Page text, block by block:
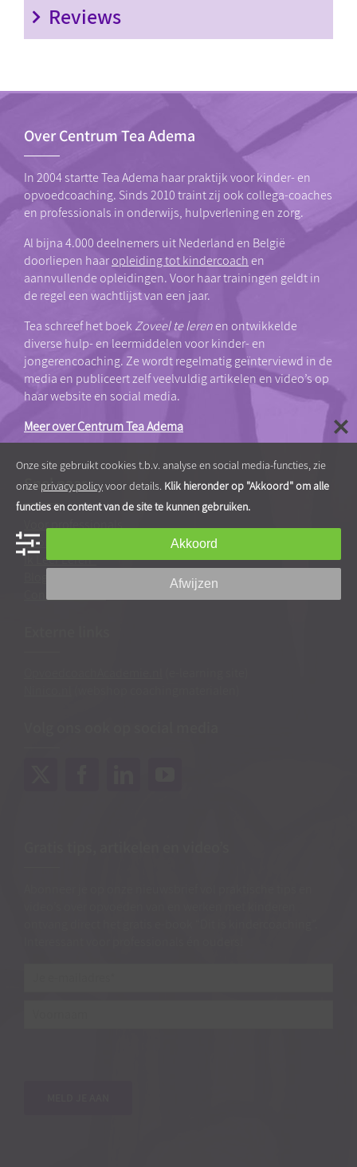
Reviews
Over Centrum Tea Adema
In 2004 startte Tea Adema haar praktijk voor kinder- en
opvoedcoaching. Sinds 2010 traint zij ook collega-coaches
en professionals in onderwijs, hulpverlening en zorg.
Al bijna 4.000 deelnemers uit Nederland en België
doorliepen haaropleiding tot kindercoachen
aannvullende opleidingen. Voor haar trainingen geldt in
de regel een wachtlijst van een jaar.
Tea schreef het boek Zoveel te lerenen ontwikkelde
diverse hulp- en leermiddelen voor kinder- en
jongerencoaching. Ze wordt regelmatig geïnterviewd in de
media en publiceert zelf veelvuldig artikelen en video’s op
haar website en social media.
Meer over Centrum Tea Adema
Snel naar…
Voor professionals
Voor ouders
Ik Leer Leren®
Onze site gebruikt cookies t.b.v. analyse en social media-functies, zie
onze privacy policyvoor details. Klik hieronder op "Akkoord" om alle
functies en content van de site te kunnen gebruiken.
Akkoord
Afwijzen